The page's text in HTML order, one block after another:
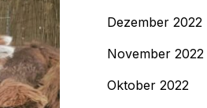
Dezember 2022
November 2022
Oktober 2022